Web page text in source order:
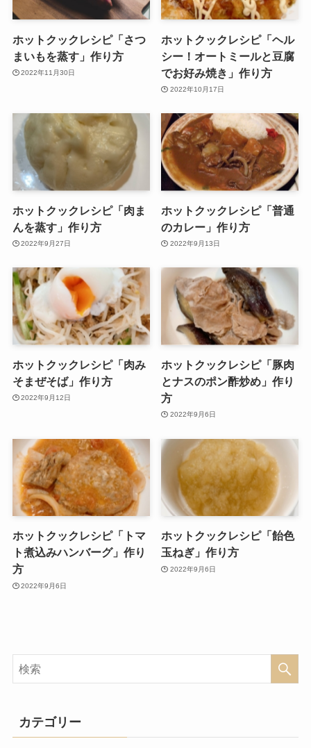
ホットクックレシピ「さつ
まいもを蒸す」作り方
2022年11月30日
ホットクックレシピ「ヘル
シー！オートミールと豆腐
でお好み焼き」作り方
2022年10月17日
ホットクックレシピ「肉ま
んを蒸す」作り方
2022年9月27日
ホットクックレシピ「普通
のカレー」作り方
2022年9月13日
ホットクックレシピ「肉み
そまぜそば」作り方
2022年9月12日
ホットクックレシピ「豚肉
とナスのポン酢炒め」作り
方
2022年9月6日
ホットクックレシピ「トマ
ト煮込みハンバーグ」作り
方
2022年9月6日
ホットクックレシピ「飴色
玉ねぎ」作り方
2022年9月6日
カテゴリー